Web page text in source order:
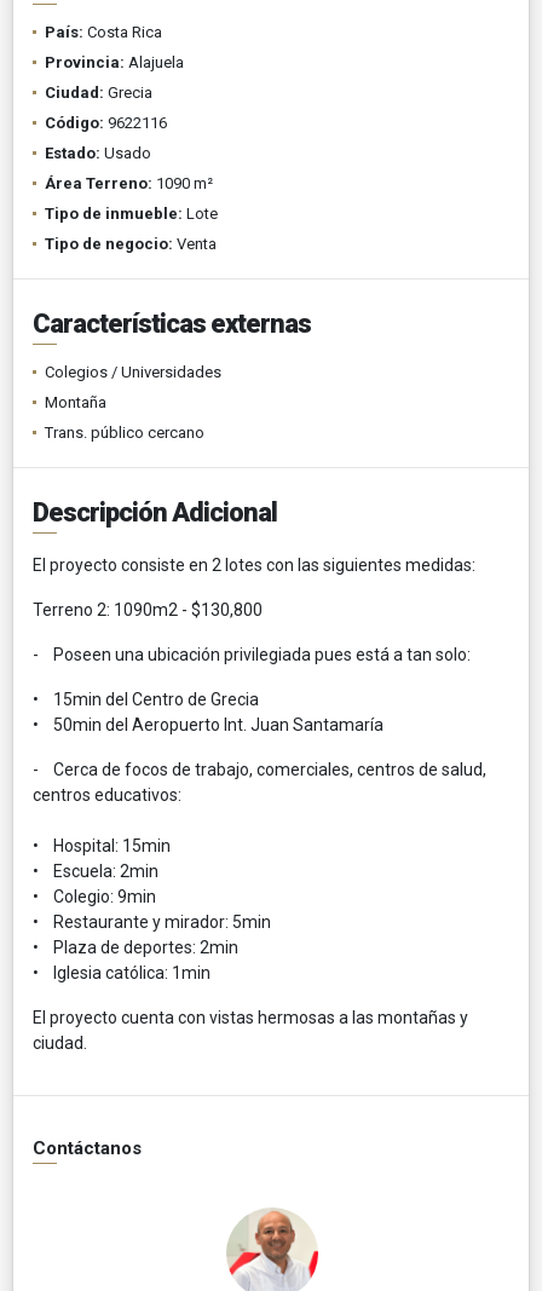
País: Costa Rica
Provincia: Alajuela
Ciudad: Grecia
Código: 9622116
Estado: Usado
Área Terreno: 1090 m²
Tipo de inmueble: Lote
Tipo de negocio: Venta
Características externas
Colegios / Universidades
Montaña
Trans. público cercano
Descripción Adicional
El proyecto consiste en 2 lotes con las siguientes medidas:
Terreno 2: 1090m2 - $130,800
- Poseen una ubicación privilegiada pues está a tan solo:
• 15min del Centro de Grecia
• 50min del Aeropuerto Int. Juan Santamaría
- Cerca de focos de trabajo, comerciales, centros de salud,
centros educativos:
• Hospital: 15min
• Escuela: 2min
• Colegio: 9min
• Restaurante y mirador: 5min
• Plaza de deportes: 2min
• Iglesia católica: 1min
El proyecto cuenta con vistas hermosas a las montañas y
ciudad.
Contáctanos